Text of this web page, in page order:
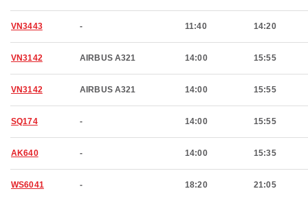
VN3443 - 11:40 14:20
VN3142 AIRBUS A321 14:00 15:55
VN3142 AIRBUS A321 14:00 15:55
SQ174 - 14:00 15:55
AK640 - 14:00 15:35
WS6041 - 18:20 21:05